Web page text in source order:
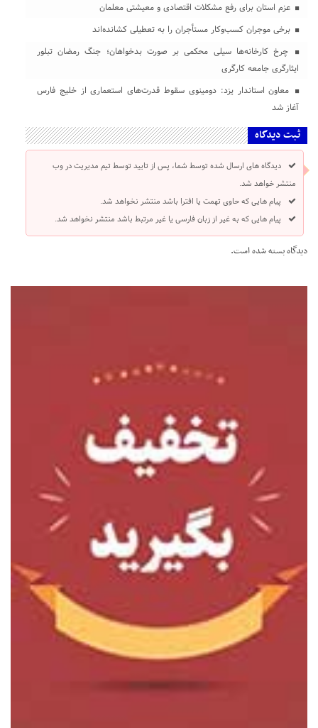
عزم استان برای رفع مشکلات اقتصادی و معیشتی معلمان
برخی موجران کسب‌وکار مستأجران را به تعطیلی کشانده‌اند
چرخ کارخانه‌ها سیلی محکمی بر صورت بدخواهان؛ جنگ رمضان تبلور
ایثارگری جامعه کارگری
معاون استاندار یزد: دومینوی سقوط قدرت‌های استعماری از خلیج فارس
آغاز شد
ثبت دیدگاه
دیدگاه های ارسال شده توسط شما، پس از تایید توسط تیم مدیریت در وب
منتشر خواهد شد.
پیام هایی که حاوی تهمت یا افترا باشد منتشر نخواهد شد.
پیام هایی که به غیر از زبان فارسی یا غیر مرتبط باشد منتشر نخواهد شد.
دیدگاه بسته شده است.